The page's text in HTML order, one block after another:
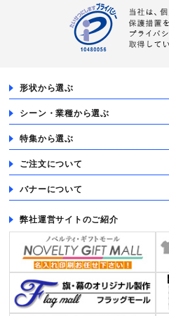
形状から選ぶ
シーン・業種から選ぶ
特集から選ぶ
ご注文について
バナーについて
弊社運営サイトのご紹介